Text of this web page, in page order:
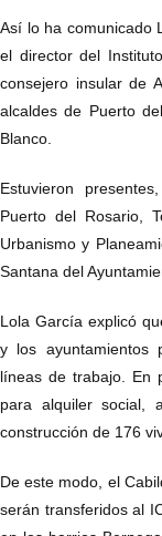
Así lo ha comunicado
el director del
consejero insular de
alcaldes de Puerto
Blanco.
Estuvieron
Puerto del Rosario,
Urbanismo y
Santana del
Lola García explicó
y los ayuntamientos
líneas de trabajo. En
para alquiler social,
construcción de 176
De este modo, el
serán transferidos al